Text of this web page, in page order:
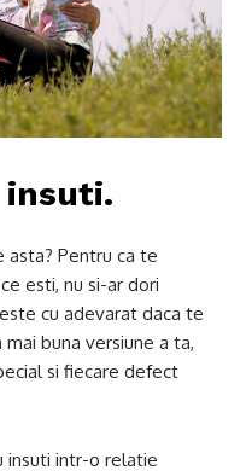
insuti.
asta? Pentru ca te
esti, nu si-ar dori
cu adevarat daca te
buna versiune a ta,
si fiecare defect
insuti intr-o relatie